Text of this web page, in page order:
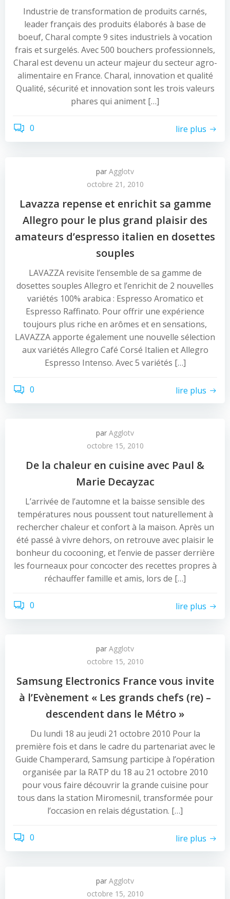
Industrie de transformation de produits carnés,
leader français des produits élaborés à base de
boeuf, Charal compte 9 sites industriels à vocation
frais et surgelés. Avec 500 bouchers professionnels,
Charal est devenu un acteur majeur du secteur agro-
alimentaire en France. Charal, innovation et qualité
Qualité, sécurité et innovation sont les trois valeurs
phares qui animent […]
0 lire plus
par Agglotv
octobre 21, 2010
Lavazza repense et enrichit sa gamme
Allegro pour le plus grand plaisir des
amateurs d’espresso italien en dosettes
souples
LAVAZZA revisite l’ensemble de sa gamme de
dosettes souples Allegro et l’enrichit de 2 nouvelles
variétés 100% arabica : Espresso Aromatico et
Espresso Raffinato. Pour offrir une expérience
toujours plus riche en arômes et en sensations,
LAVAZZA apporte également une nouvelle sélection
aux variétés Allegro Café Corsé Italien et Allegro
Espresso Intenso. Avec 5 variétés […]
0 lire plus
par Agglotv
octobre 15, 2010
De la chaleur en cuisine avec Paul &
Marie Decayzac
L’arrivée de l’automne et la baisse sensible des
températures nous poussent tout naturellement à
rechercher chaleur et confort à la maison. Après un
été passé à vivre dehors, on retrouve avec plaisir le
bonheur du cocooning, et l’envie de passer derrière
les fourneaux pour concocter des recettes propres à
réchauffer famille et amis, lors de […]
0 lire plus
par Agglotv
octobre 15, 2010
Samsung Electronics France vous invite
à l’Evènement « Les grands chefs (re) –
descendent dans le Métro »
Du lundi 18 au jeudi 21 octobre 2010 Pour la
première fois et dans le cadre du partenariat avec le
Guide Champerard, Samsung participe à l’opération
organisée par la RATP du 18 au 21 octobre 2010
pour vous faire découvrir la grande cuisine pour
tous dans la station Miromesnil, transformée pour
l’occasion en relais dégustation. […]
0 lire plus
par Agglotv
octobre 15, 2010